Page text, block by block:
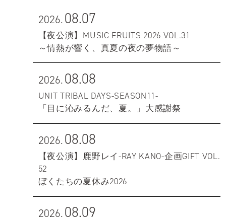
2026.08.07
【夜公演】MUSIC FRUITS 2026 VOL.31
～情熱が響く、真夏の夜の夢物語～
2026.08.08
UNIT TRIBAL DAYS-SEASON11-
「目に沁みるんだ、夏。」大感謝祭
2026.08.08
【夜公演】鹿野レイ-RAY KANO-企画GIFT VOL.
52
ぼくたちの夏休み2026
2026.08.09